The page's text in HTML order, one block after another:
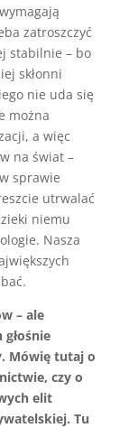
zatroszczyć
stabilnie – bo
skłonni
nie uda się
można
a więc
na świat –
sprawie
utrwalać
niemu
Nasza
– ale
Mówię tutaj o
czy o
elit
Tu